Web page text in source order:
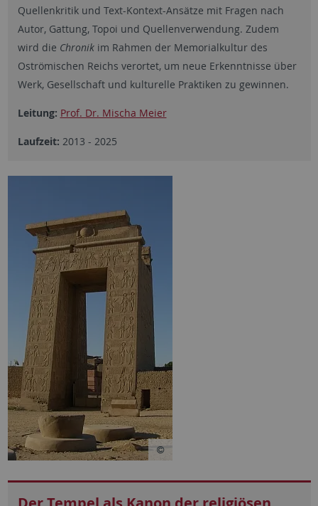
Quellenkritik und Text-Kontext-Ansätze mit Fragen nach
Autor, Gattung, Topoi und Quellenverwendung. Zudem
wird die Chronikim Rahmen der Memorialkultur des
Oströmischen Reichs verortet, um neue Erkenntnisse über
Werk, Gesellschaft und kulturelle Praktiken zu gewinnen.
Leitung: Prof. Dr. Mischa Meier
Laufzeit: 2013 - 2025